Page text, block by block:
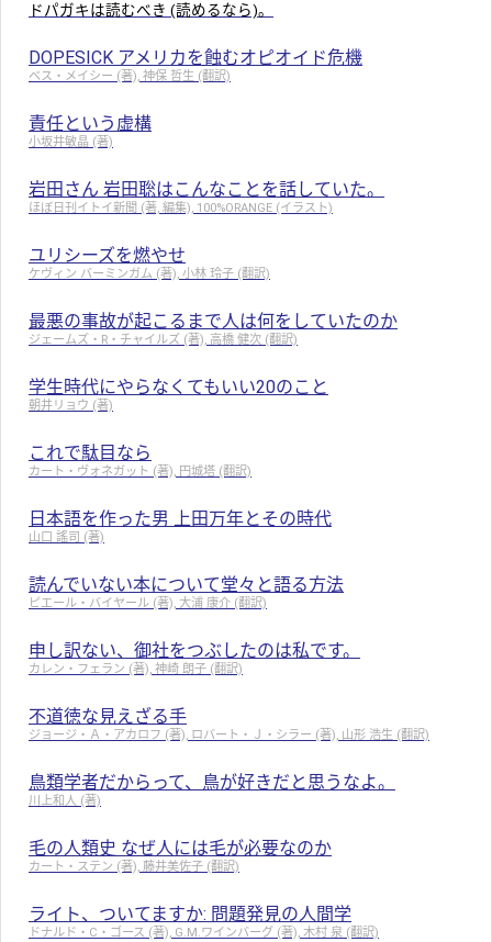
ドパガキは読むべき (読めるなら)。
DOPESICK アメリカを蝕むオピオイド危機
ベス・メイシー (著), 神保 哲生 (翻訳)
責任という虚構
小坂井敏晶 (著)
岩田さん 岩田聡はこんなことを話していた。
ほぼ日刊イトイ新聞 (著, 編集), 100%ORANGE (イラスト)
ユリシーズを燃やせ
ケヴィン バーミンガム (著), 小林 玲子 (翻訳)
最悪の事故が起こるまで人は何をしていたのか
ジェームズ・R・チャイルズ (著), 高橋 健次 (翻訳)
学生時代にやらなくてもいい20のこと
朝井リョウ (著)
これで駄目なら
カート・ヴォネガット (著), 円城塔 (翻訳)
日本語を作った男 上田万年とその時代
山口 謠司 (著)
読んでいない本について堂々と語る方法
ピエール・バイヤール (著), 大浦 康介 (翻訳)
申し訳ない、御社をつぶしたのは私です。
カレン・フェラン (著), 神崎 朗子 (翻訳)
不道徳な見えざる手
ジョージ・Ａ・アカロフ (著), ロバート・Ｊ・シラー (著), 山形 浩生 (翻訳)
鳥類学者だからって、鳥が好きだと思うなよ。
川上和人 (著)
毛の人類史 なぜ人には毛が必要なのか
カート・ステン (著), 藤井美佐子 (翻訳)
ライト、ついてますか: 問題発見の人間学
ドナルド・C・ゴース (著), G.M.ワインバーグ (著), 木村 泉 (翻訳)